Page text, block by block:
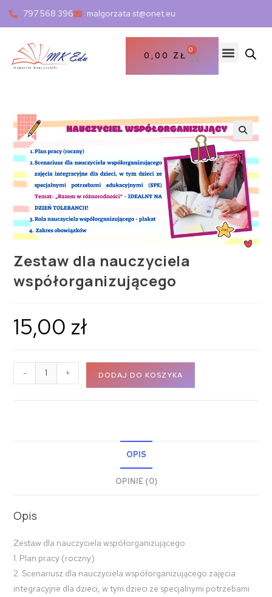
797 568 396 malgorzata.st@onet.eu
0,00 ZŁ
0
Zestaw dla nauczyciela
współorganizującego
15,00 zł
- + DODAJ DO KOSZYKA
OPIS
OPINIE (0)
Opis
Zestaw dla nauczyciela współorganizującego
1. Plan pracy (roczny)
2. Scenariusz dla nauczyciela współorganizującego zajęcia
integracyjne dla dzieci, w tym dzieci ze specjalnymi potrzebami